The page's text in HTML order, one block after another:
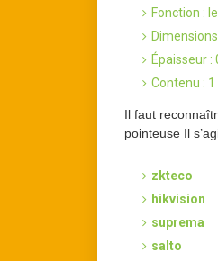
Fonction :
Épaisseur :
Contenu :
Il faut
pointeuse Il
zkteco
hikvision
suprema
salto